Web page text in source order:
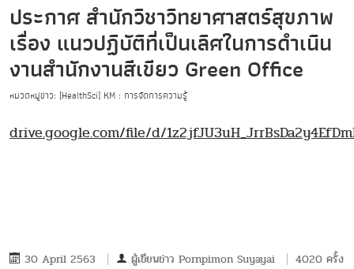
ประกาศ สำนักวิชาวิทยาศาสตร์สุขภาพ
เรื่อง แนวปฏิบัติที่เป็นเลิศในการดำเนิน
งานสำนักงานสีเขียว Green Office
หมวดหมู่ข่าว: [HealthSci] KM : การจัดการความรู้
drive.google.com/file/d/
30 April 2563 ผู้เขียนข่าว Pornpimon Suyayai 4020 ครั้ง